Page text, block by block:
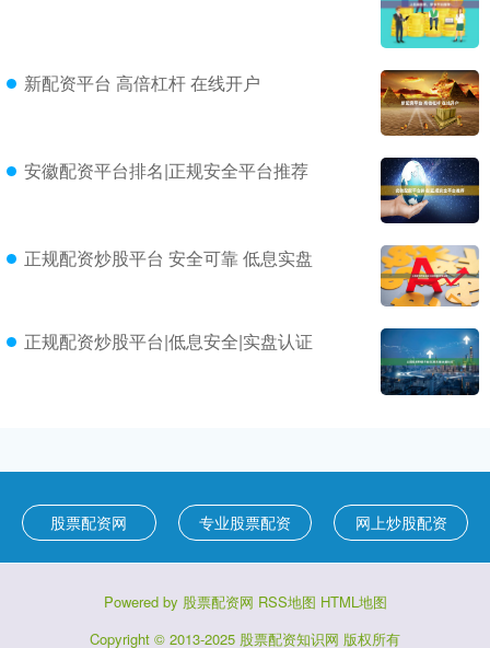
新配资平台 高倍杠杆 在线开户
安徽配资平台排名|正规安全平台推荐
正规配资炒股平台 安全可靠 低息实盘
正规配资炒股平台|低息安全|实盘认证
股票配资网 专业股票配资 网上炒股配资
Powered by 股票配资网 RSS地图 HTML地图
Copyright © 2013-2025 股票配资知识网 版权所有